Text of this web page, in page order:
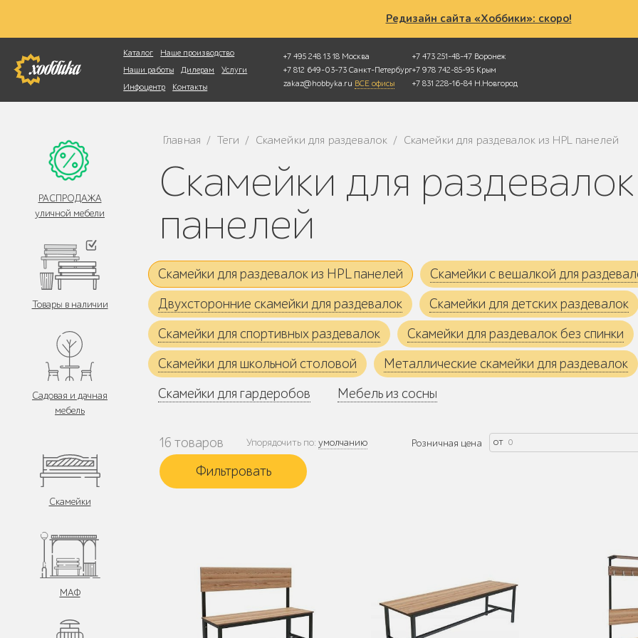
Редизайн сайта «Хоббики»: скоро!
Каталог
Наше производство
Наши работы
Дилерам
Услуги
Инфоцентр
Контакты
+7 495 248 13 18 Москва
+7 812 649-03-73 Санкт-Петербург
zakaz@hobbyka.ru ВСЕ офисы
+7 473 251-48-47 Воронеж
+7 978 742-85-95 Крым
+7 831 228-16-84 Н.Новгород
Фотопоиск
РАСПРОДАЖА
уличной мебели
Товары в наличии
Садовая и дачная
мебель
Скамейки
МАФ
Главная / Теги / Скамейки для раздевалок / Скамейки для раздевалок из HPL панелей
Скамейки для раздевалок из HPL
панелей
Скамейки для раздевалок из HPL панелей
Скамейки с вешалкой для
Двухсторонние скамейки для раздевалок
Скамейки для детских раздевалок
Скамейки для спортивных раздевалок
Скамейки для раздевалок без спинки
Скамейки для школьной столовой
Металлические скамейки для раздевалок
Скамейки для гардеробов
Мебель из сосны
16 товаров Упорядочить по: умолчанию Розничная цена от